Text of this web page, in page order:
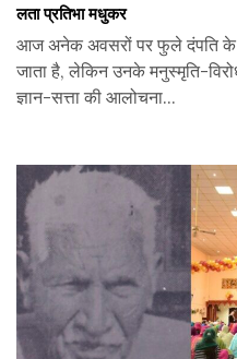
लता प्रतिभा मधुकर
आज अनेक अवसरों पर फुले दंपति के
जाता है, लेकिन उनके मनुस्मृति-
ज्ञान-सत्ता की आलोचना...